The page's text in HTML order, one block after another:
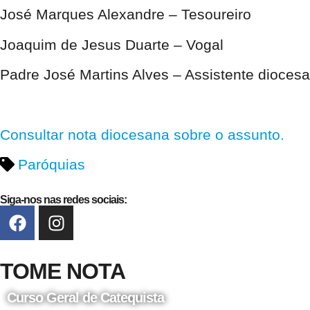
José Marques Alexandre – Tesoureiro
Joaquim de Jesus Duarte – Vogal
Padre José Martins Alves – Assistente
Consultar nota diocesana sobre o assunto.
Paróquias
Siga-nos nas redes sociais:
TOME NOTA
Curso Geral de Catequista